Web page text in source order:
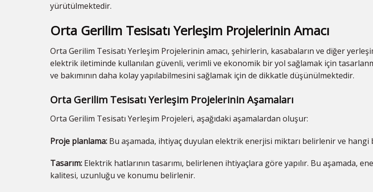
yürütülmektedir.
Orta Gerilim Tesisatı Yerleşim Projelerinin Amacı
Orta Gerilim Tesisatı Yerleşim Projelerinin amacı, şehirlerin, kasabaların ve diğer
elektrik iletiminde kullanılan güvenli, verimli ve ekonomik bir yol sağlamak için
ve bakımının daha kolay yapılabilmesini sağlamak için de dikkatle düşünülmektedir.
Orta Gerilim Tesisatı Yerleşim Projelerinin Aşamaları
Orta Gerilim Tesisatı Yerleşim Projeleri, aşağıdaki aşamalardan oluşur:
Proje planlama: Bu aşamada, ihtiyaç duyulan elektrik enerjisi miktarı belirlenir ve
Tasarım: Elektrik hatlarının tasarımı, belirlenen ihtiyaçlara göre yapılır. Bu aşamada,
kalitesi, uzunluğu ve konumu belirlenir.